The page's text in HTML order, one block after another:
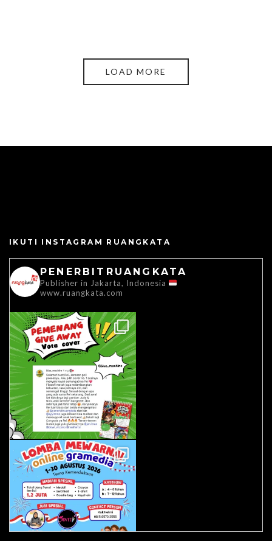
LOAD MORE
IKUTI INSTAGRAM RUANGKATA
PENERBITRUANGKATA
Publisher in Jakarta, Indonesia
www.ruangkata.com